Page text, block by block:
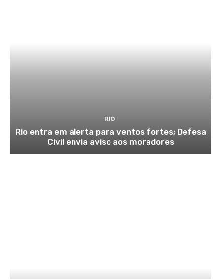
RIO
Rio entra em alerta para ventos fortes; Defesa
Civil envia aviso aos moradores